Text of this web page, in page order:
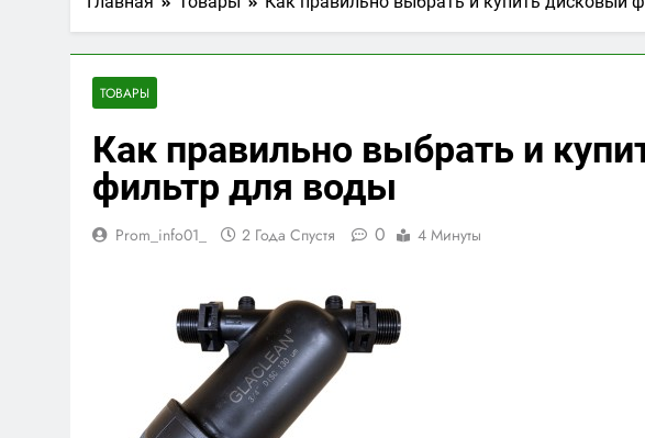
ТОВАРЫ
Как правильно выбрать и
фильтр для воды
Prom_info01_ 2 Года Спустя 0 4 Минуты